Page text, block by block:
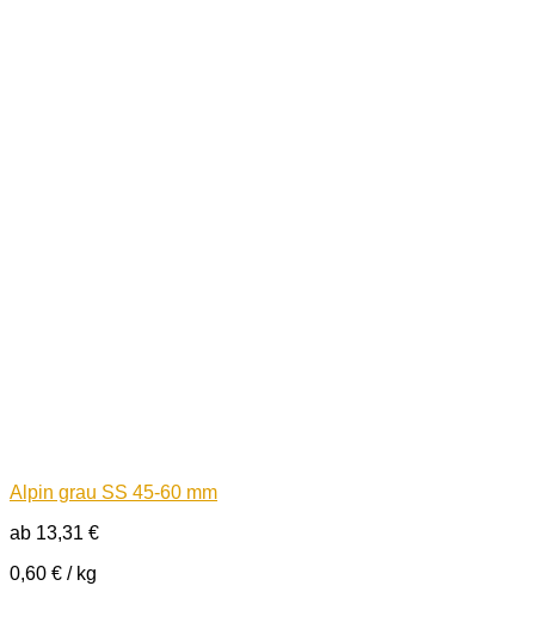
Alpin grau SS 45-60 mm
ab 13,31 €
0,60 € / kg